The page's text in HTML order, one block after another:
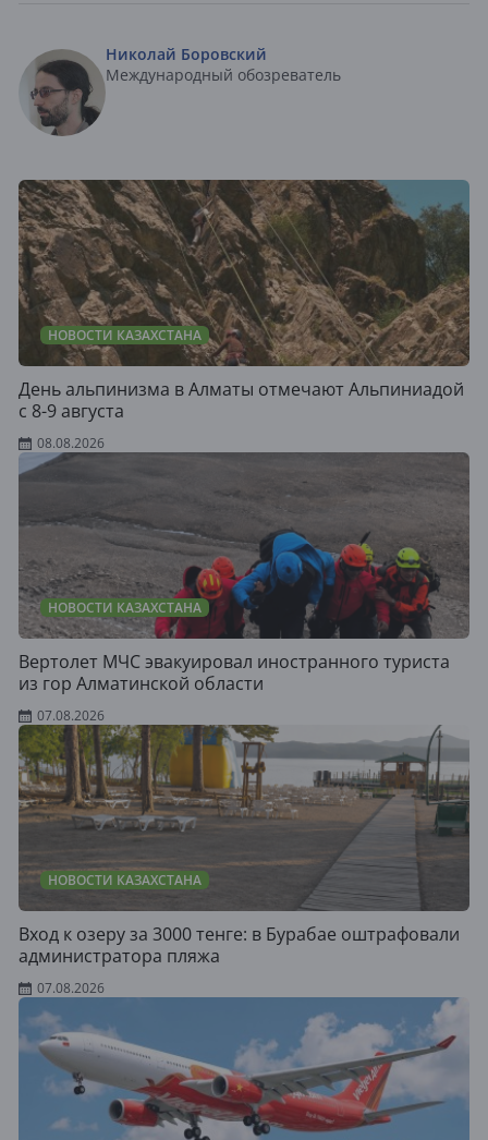
Николай Боровский
Международный обозреватель
НОВОСТИ КАЗАХСТАНА
День альпинизма в Алматы отмечают Альпиниадой
с 8-9 августа
08.08.2026
НОВОСТИ КАЗАХСТАНА
Вертолет МЧС эвакуировал иностранного туриста
из гор Алматинской области
07.08.2026
НОВОСТИ КАЗАХСТАНА
Вход к озеру за 3000 тенге: в Бурабае оштрафовали
администратора пляжа
07.08.2026